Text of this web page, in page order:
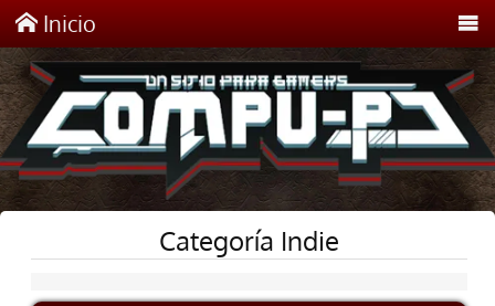
Inicio
Categoría Indie